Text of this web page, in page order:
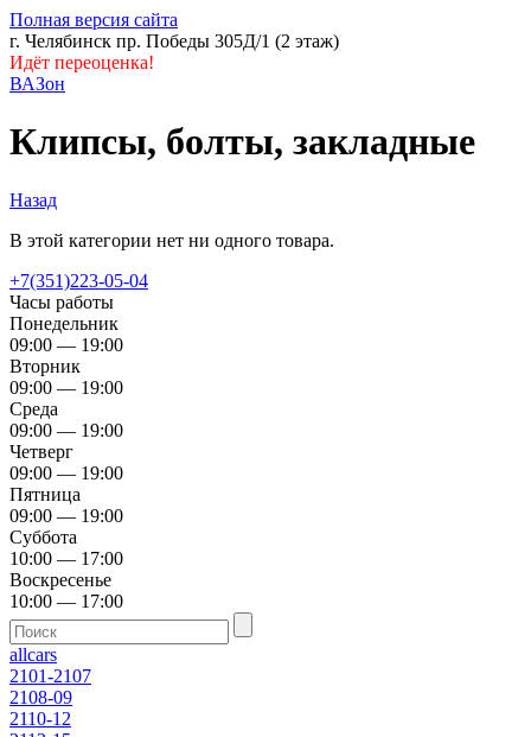
Полная версия сайта
г. Челябинск пр. Победы 305Д/1 (2 этаж)
Идёт переоценка!
ВАЗон
Клипсы, болты, закладные
Назад
В этой категории нет ни одного товара.
+7(351)223-05-04
Часы работы
Понедельник
09:00 — 19:00
Вторник
09:00 — 19:00
Среда
09:00 — 19:00
Четверг
09:00 — 19:00
Пятница
09:00 — 19:00
Суббота
10:00 — 17:00
Воскресенье
10:00 — 17:00
allcars
2101-2107
2108-09
2110-12